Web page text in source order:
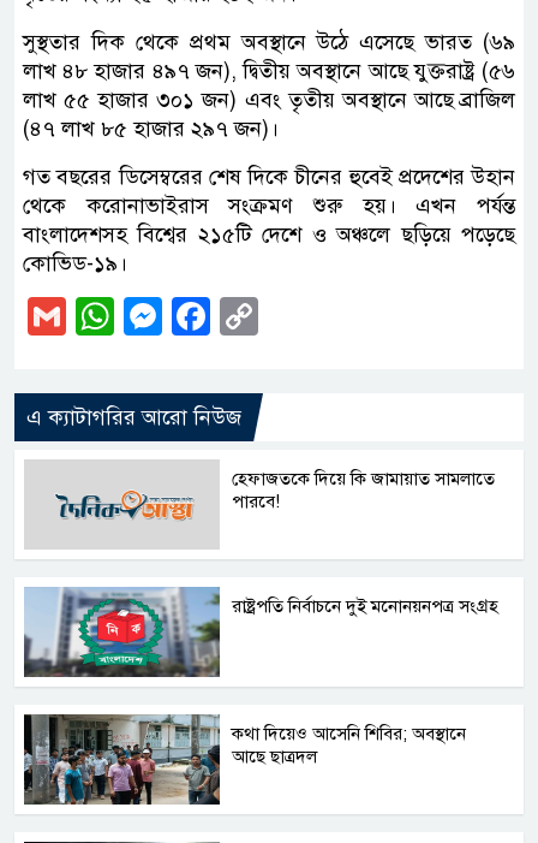
সুস্থতার দিক থেকে প্রথম অবস্থানে উঠে এসেছে ভারত (৬৯
লাখ ৪৮ হাজার ৪৯৭ জন), দ্বিতীয় অবস্থানে আছে যুক্তরাষ্ট্র (৫৬
লাখ ৫৫ হাজার ৩০১ জন) এবং তৃতীয় অবস্থানে আছে ব্রাজিল
(৪৭ লাখ ৮৫ হাজার ২৯৭ জন)।
গত বছরের ডিসেম্বরের শেষ দিকে চীনের হুবেই প্রদেশের উহান
থেকে করোনাভাইরাস সংক্রমণ শুরু হয়। এখন পর্যন্ত
বাংলাদেশসহ বিশ্বের ২১৫টি দেশে ও অঞ্চলে ছড়িয়ে পড়েছে
কোভিড-১৯।
GmailWhatsApp
Messenger
Facebook
এ ক্যাটাগরির আরো নিউজ
হেফাজতকে দিয়ে কি জামায়াত সামলাতে
পারবে!
রাষ্ট্রপতি নির্বাচনে দুই মনোনয়নপত্র সংগ্রহ
কথা দিয়েও আসেনি শিবির; অবস্থানে
আছে ছাত্রদল